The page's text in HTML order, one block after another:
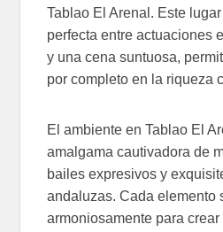
Tablao El Arenal. Este
perfecta entre actuaciones
y una cena suntuosa,
por completo en la riqueza
El ambiente en Tablao El
amalgama cautivadora de
bailes expresivos y
andaluzas. Cada elemento
armoniosamente para